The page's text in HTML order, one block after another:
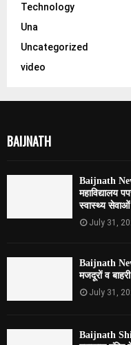
Technology
Una
Uncategorized
video
BAIJNATH
Baijnath
महाविद्यालय
स्वास्थ्य
July 31,
Baijnath
मजदूरों व
July 31,
Baijnath